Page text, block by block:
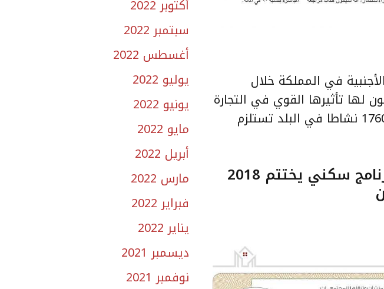
في المملكة خلال
على أن يكون لها تأثيرها القوي في التجارة
الإلكترونية وأن تتحول المملكة لمنصة لها بالمنطقة، موضحاً أن هناك 1760 نشاطا في البلد تستلزم
أكثر من 53 ألف أسرة استفادت من الخيارات المتنوعة.. برنامج سكني يختتم 2018
أكتوبر 2022
سبتمبر 2022
أغسطس 2022
يوليو 2022
يونيو 2022
مايو 2022
أبريل 2022
مارس 2022
فبراير 2022
يناير 2022
ديسمبر 2021
نوفمبر 2021